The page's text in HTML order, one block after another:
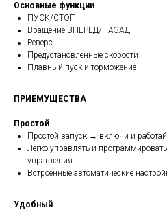
Основные функции
ПУСК/СТОП
Вращение ВПЕРЕД/НАЗАД
Реверс
Предустановленные скорости
Плавный пуск и торможение
ПРИЕМУЩЕСТВА
Простой
Простой запуск → включи и работай
Легко управлять и
управления
Встроенные автоматические
Удобный